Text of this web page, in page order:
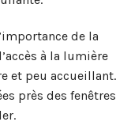
de la
à la lumière
et peu accueillant.
près des fenêtres